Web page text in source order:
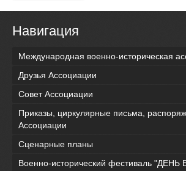
Навигация
Международная военно-историческая
Друзья Ассоциации
Совет Ассоциации
Приказы, циркулярные письма,
Ассоциации
Сценарные планы
Военно-исторический фестиваль